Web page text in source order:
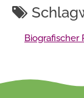
Biografischer